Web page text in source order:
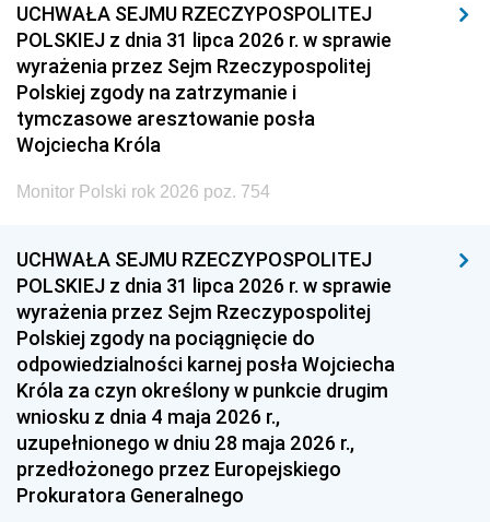
UCHWAŁA SEJMU RZECZYPOSPOLITEJ
POLSKIEJ z dnia 31 lipca 2026 r. w sprawie
wyrażenia przez Sejm Rzeczypospolitej
Polskiej zgody na zatrzymanie i
tymczasowe aresztowanie posła
Wojciecha Króla
Monitor Polski rok 2026 poz. 754
UCHWAŁA SEJMU RZECZYPOSPOLITEJ
POLSKIEJ z dnia 31 lipca 2026 r. w sprawie
wyrażenia przez Sejm Rzeczypospolitej
Polskiej zgody na pociągnięcie do
odpowiedzialności karnej posła Wojciecha
Króla za czyn określony w punkcie drugim
wniosku z dnia 4 maja 2026 r.,
uzupełnionego w dniu 28 maja 2026 r.,
przedłożonego przez Europejskiego
Prokuratora Generalnego